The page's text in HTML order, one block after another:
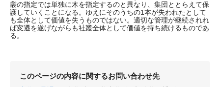
叢の指定では単独に木を指定するのと異なり、集団ととらえて保
護していくことになる。ゆえにそのうちの1本が失われたとして
も全体として価値を失うものではない。適切な管理が継続されれ
ば変遷を遂げながらも社叢全体として価値を持ち続けるものであ
る。
このページの内容に関するお問い合わせ先